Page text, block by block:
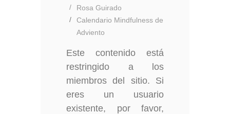
Rosa Guirado
Calendario Mindfulness de
Adviento
Este contenido está
restringido a los
miembros del sitio. Si
eres un usuario
existente, por favor,